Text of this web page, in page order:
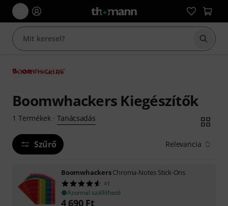
Boomwhackers Kiegészítők
1 Termékek· Tanácsadás
Szűrő Relevancia
BoomwhackersChroma-Notes Stick-Ons
41
Azonnal szállítható
4 690 Ft